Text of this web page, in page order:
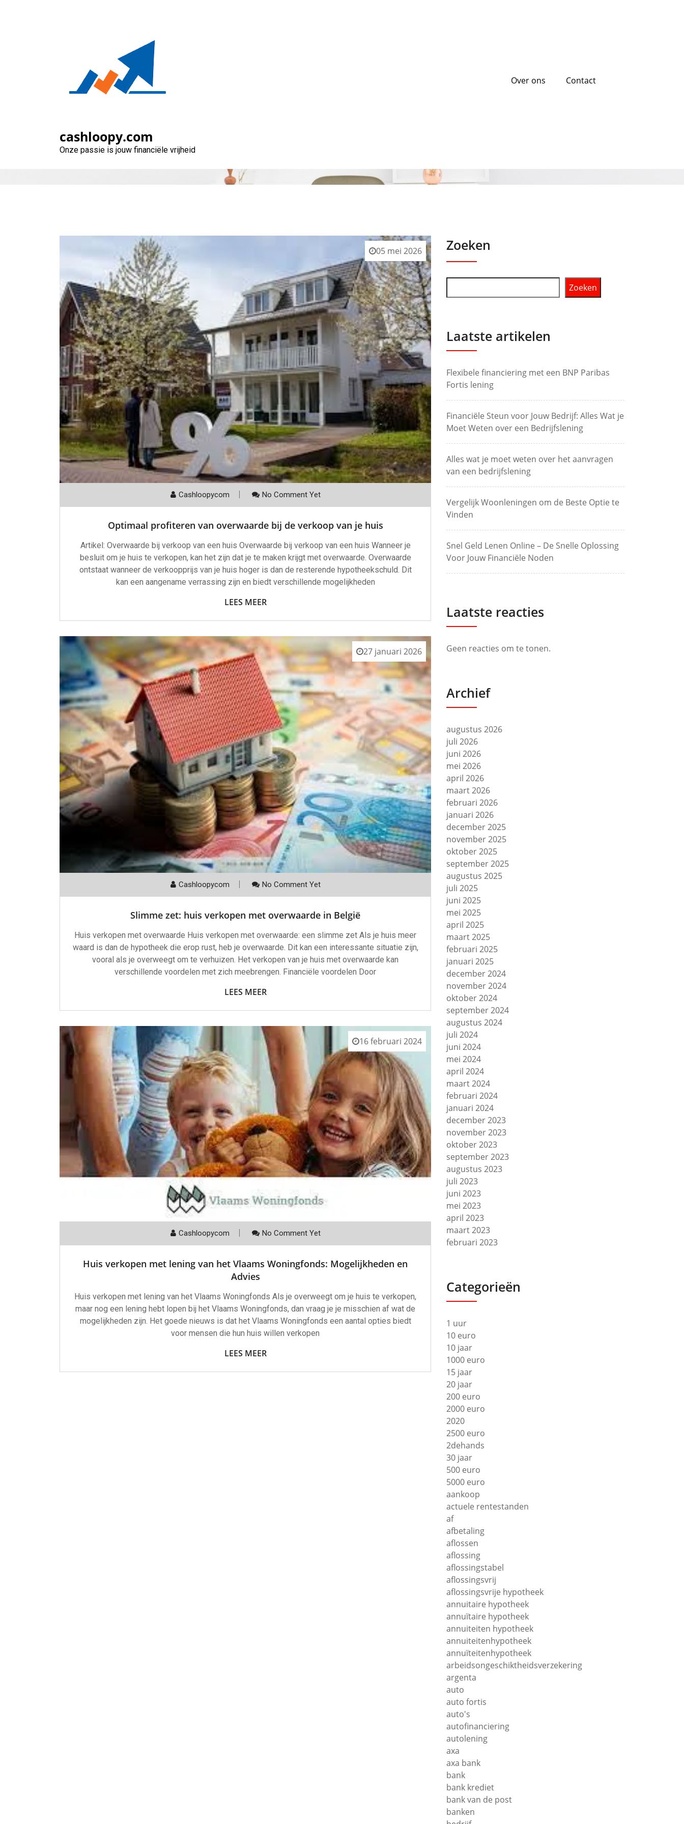
cashloopy.com
Onze passie is jouw financiële vrijheid
Over ons Contact
05 mei 2026
Cashloopycom No Comment Yet
Optimaal profiteren van overwaarde bij de verkoop van je huis
Artikel: Overwaarde bij verkoop van een huis Overwaarde bij verkoop van een huis Wanneer je
besluit om je huis te verkopen, kan het zijn dat je te maken krijgt met overwaarde. Overwaarde
ontstaat wanneer de verkoopprijs van je huis hoger is dan de resterende hypotheekschuld. Dit
kan een aangename verrassing zijn en biedt verschillende mogelijkheden
LEES MEER
27 januari 2026
Cashloopycom No Comment Yet
Slimme zet: huis verkopen met overwaarde in België
Huis verkopen met overwaarde Huis verkopen met overwaarde: een slimme zet Als je huis meer
waard is dan de hypotheek die erop rust, heb je overwaarde. Dit kan een interessante situatie zijn,
vooral als je overweegt om te verhuizen. Het verkopen van je huis met overwaarde kan
verschillende voordelen met zich meebrengen. Financiële voordelen Door
LEES MEER
16 februari 2024
Cashloopycom No Comment Yet
Huis verkopen met lening van het Vlaams Woningfonds: Mogelijkheden en
Advies
Huis verkopen met lening van het Vlaams Woningfonds Als je overweegt om je huis te verkopen,
maar nog een lening hebt lopen bij het Vlaams Woningfonds, dan vraag je je misschien af wat de
mogelijkheden zijn. Het goede nieuws is dat het Vlaams Woningfonds een aantal opties biedt
voor mensen die hun huis willen verkopen
LEES MEER
Zoeken
Zoeken
Laatste artikelen
Flexibele financiering met een BNP Paribas
Fortis lening
Financiële Steun voor Jouw Bedrijf: Alles Wat je
Moet Weten over een Bedrijfslening
Alles wat je moet weten over het aanvragen
van een bedrijfslening
Vergelijk Woonleningen om de Beste Optie te
Vinden
Snel Geld Lenen Online – De Snelle Oplossing
Voor Jouw Financiële Noden
Laatste reacties
Geen reacties om te tonen.
Archief
augustus 2026
juli 2026
juni 2026
mei 2026
april 2026
maart 2026
februari 2026
januari 2026
december 2025
november 2025
oktober 2025
september 2025
augustus 2025
juli 2025
juni 2025
mei 2025
april 2025
maart 2025
februari 2025
januari 2025
december 2024
november 2024
oktober 2024
september 2024
augustus 2024
juli 2024
juni 2024
mei 2024
april 2024
maart 2024
februari 2024
januari 2024
december 2023
november 2023
oktober 2023
september 2023
augustus 2023
juli 2023
juni 2023
mei 2023
april 2023
maart 2023
februari 2023
Categorieën
1 uur
10 euro
10 jaar
1000 euro
15 jaar
20 jaar
200 euro
2000 euro
2020
2500 euro
2dehands
30 jaar
500 euro
5000 euro
aankoop
actuele rentestanden
af
afbetaling
aflossen
aflossing
aflossingstabel
aflossingsvrij
aflossingsvrije hypotheek
annuitaire hypotheek
annuïtaire hypotheek
annuiteiten hypotheek
annuiteitenhypotheek
annuïteitenhypotheek
arbeidsongeschiktheidsverzekering
argenta
auto
auto fortis
auto's
autofinanciering
autolening
axa
axa bank
bank
bank krediet
bank van de post
banken